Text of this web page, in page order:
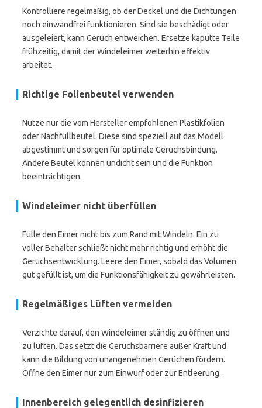
Kontrolliere regelmäßig, ob der Deckel und die Dichtungen
noch einwandfrei funktionieren. Sind sie beschädigt oder
ausgeleiert, kann Geruch entweichen. Ersetze kaputte Teile
frühzeitig, damit der Windeleimer weiterhin effektiv
arbeitet.
Richtige Folienbeutel verwenden
Nutze nur die vom Hersteller empfohlenen Plastikfolien
oder Nachfüllbeutel. Diese sind speziell auf das Modell
abgestimmt und sorgen für optimale Geruchsbindung.
Andere Beutel können undicht sein und die Funktion
beeinträchtigen.
Windeleimer nicht überfüllen
Fülle den Eimer nicht bis zum Rand mit Windeln. Ein zu
voller Behälter schließt nicht mehr richtig und erhöht die
Geruchsentwicklung. Leere den Eimer, sobald das Volumen
gut gefüllt ist, um die Funktionsfähigkeit zu gewährleisten.
Regelmäßiges Lüften vermeiden
Verzichte darauf, den Windeleimer ständig zu öffnen und
zu lüften. Das setzt die Geruchsbarriere außer Kraft und
kann die Bildung von unangenehmen Gerüchen fördern.
Öffne den Eimer nur zum Einwurf oder zur Entleerung.
Innenbereich gelegentlich desinfizieren